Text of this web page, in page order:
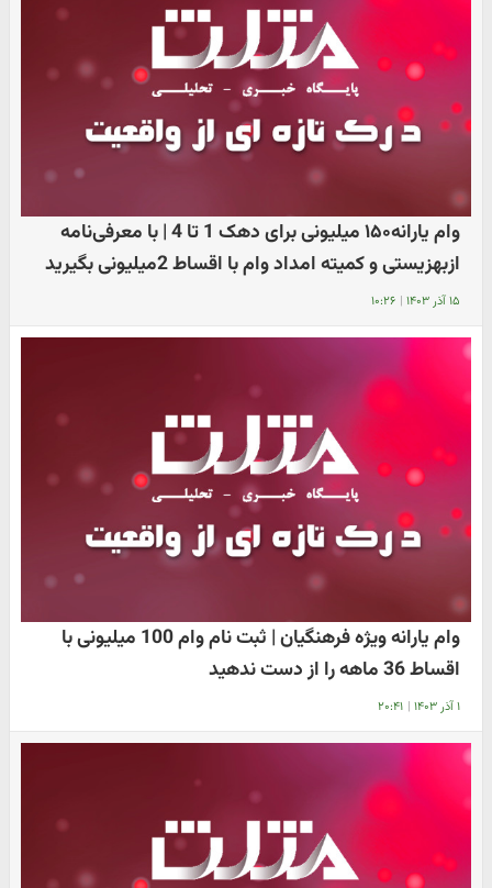
وام یارانه۱۵۰ میلیونی برای دهک 1 تا 4 | با معرفی‌نامه
ازبهزیستی و کمیته امداد وام با اقساط 2میلیونی بگیرید
۱۵ آذر ۱۴۰۳ | ۱۰:۲۶
وام یارانه ویژه فرهنگیان | ثبت نام وام 100 میلیونی با
اقساط 36 ماهه را از دست ندهید
۱ آذر ۱۴۰۳ | ۲۰:۴۱